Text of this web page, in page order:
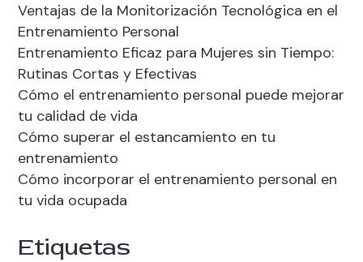
Ventajas de la Monitorización Tecnológica en el
Entrenamiento Personal
Entrenamiento Eficaz para Mujeres sin Tiempo:
Rutinas Cortas y Efectivas
Cómo el entrenamiento personal puede mejorar
tu calidad de vida
Cómo superar el estancamiento en tu
entrenamiento
Cómo incorporar el entrenamiento personal en
tu vida ocupada
Etiquetas